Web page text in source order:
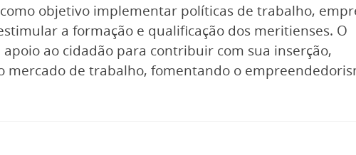
objetivo implementar políticas de trabalho,
a formação e qualificação dos meritienses. O
ao cidadão para contribuir com sua inserção,
mercado de trabalho, fomentando o